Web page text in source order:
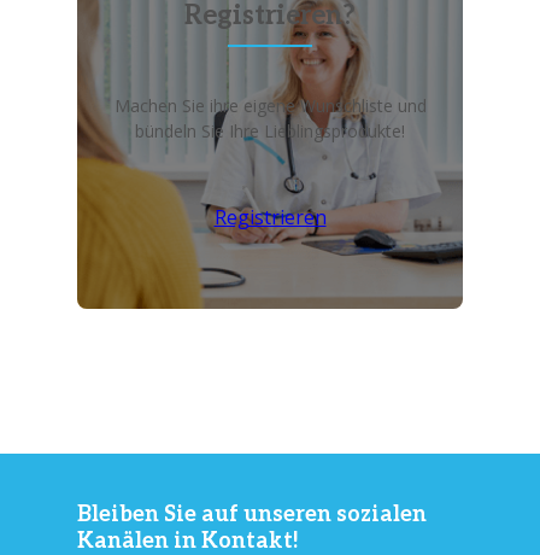
Registrieren?
Machen Sie ihre eigene Wunschliste und
bündeln Sie Ihre Lieblingsprodukte!
Registrieren
Bleiben Sie auf unseren sozialen
Kanälen in Kontakt!